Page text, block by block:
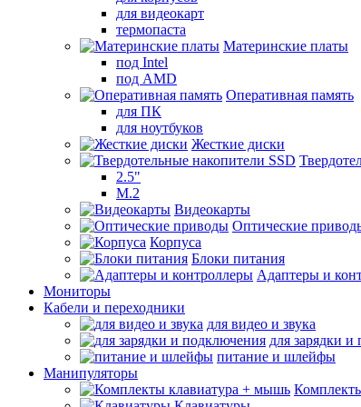
для видеокарт
термопаста
Материнские платы
под Intel
под AMD
Оперативная память
для ПК
для ноутбуков
Жесткие диски
2.5"
M.2
Видеокарты
Оптические
Корпуса
Блоки питания
Адаптеры и
Мониторы
Кабели и переходники
для видео и звука
для зарядки
питание и шлейфы
Манипуляторы